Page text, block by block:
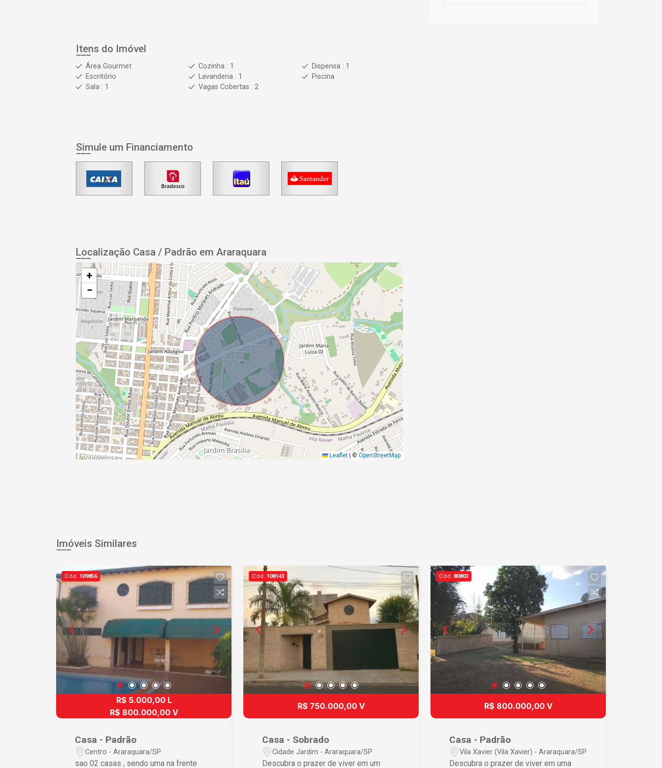
Itens do Imóvel
Área Gourmet Cozinha : 1
Dispensa : 1
Escritório
Lavanderia : 1
Piscina
Sala : 1
Vagas Cobertas : 2
Simule um Financiamento
Localização Casa / Padrão em Araraquara
+
−
Leaflet © OpenStreetMap
Imóveis Similares
Cód. 109856
R$ 5.000,00 L
R$ 800.000,00 V
Casa - Padrão
Centro - Araraquara/SP
sao 02 casas , sendo uma na frente
Cód. 108143
R$ 750.000,00 V
Casa - Sobrado
Cidade Jardim - Araraquara/SP
Descubra o prazer de viver em um
Cód. 80803
R$ 800.000,00 V
Casa - Padrão
Vila Xavier (Vila Xavier) - Araraquara/SP
Descubra o prazer de viver em uma